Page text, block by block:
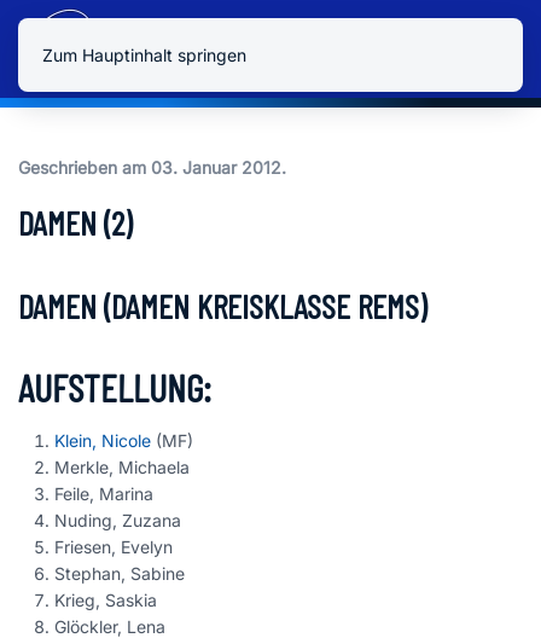
Zum Hauptinhalt springen
Geschrieben am 03. Januar 2012.
DAMEN (2)
DAMEN (DAMEN KREISKLASSE REMS)
AUFSTELLUNG:
Klein, Nicole (MF)
Merkle, Michaela
Feile, Marina
Nuding, Zuzana
Friesen, Evelyn
Stephan, Sabine
Krieg, Saskia
Glöckler, Lena